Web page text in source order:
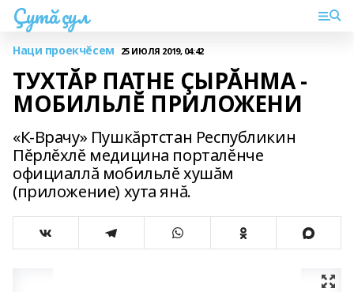
Çутă çул
Наци проекчĕсем 25 ИЮЛЯ 2019, 04:42
ТУХТĂР ПАТНЕ ÇЫРĂНМА -
МОБИЛЬЛĔ ПРИЛОЖЕНИ
«К-Врачу» Пушкăртстан Республикин
Пĕрлĕхлĕ медицина порталĕнче
официаллă мобильлĕ хушăм
(приложение) хута янă.